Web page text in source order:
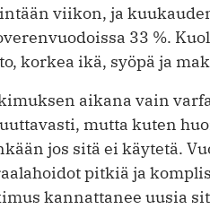
viikon, ja
33 %.
korkea ikä, syöpä ja
aikana vain
mutta kuten
jos sitä ei käytetä.
pitkiä ja
kannattanee uusia